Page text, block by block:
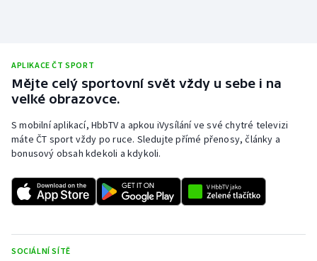
APLIKACE ČT SPORT
Mějte celý sportovní svět vždy u sebe i na
velké obrazovce.
S mobilní aplikací, HbbTV a apkou iVysílání ve své chytré televizi
máte ČT sport vždy po ruce. Sledujte přímé přenosy, články a
bonusový obsah kdekoli a kdykoli.
SOCIÁLNÍ SÍTĚ